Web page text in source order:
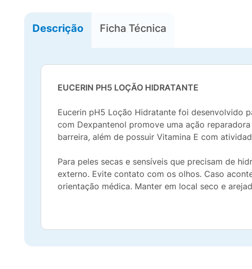
Descrição Ficha Técnica
EUCERIN PH5 LOÇÃO HIDRATANTE
Eucerin pH5 Loção Hidratante foi desenvolvido
com Dexpantenol promove uma ação
barreira, além de possuir Vitamina E com
Para peles secas e sensíveis que precisam de
externo. Evite contato com os olhos. Caso
orientação médica. Manter em local seco e